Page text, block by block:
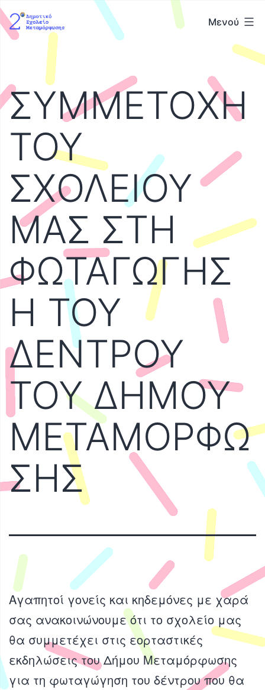
Μετάβαση
σε
περιεχόμενο
2ο
Δημοτικό
Σχολείο
Μεταμόρφωσης
Μενού
ΣΥΜΜΕΤΟΧΗ
ΤΟΥ
ΣΧΟΛΕΙΟΥ
ΜΑΣ ΣΤΗ
ΦΩΤΑΓΩΓΗΣ
Η ΤΟΥ
ΔΕΝΤΡΟΥ
ΤΟΥ ΔΗΜΟΥ
ΜΕΤΑΜΟΡΦΩ
ΣΗΣ
Αγαπητοί γονείς και κηδεμόνες με χαρά
σας ανακοινώνουμε ότι το σχολείο μας
θα συμμετέχει στις εορταστικές
εκδηλώσεις του Δήμου Μεταμόρφωσης
για τη φωταγώγηση του δέντρου που θα